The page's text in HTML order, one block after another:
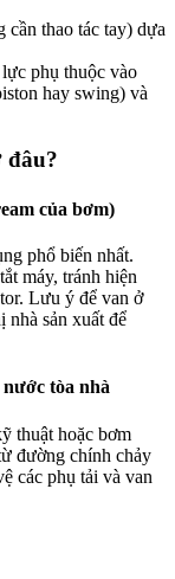
cần thao tác tay) dựa
phụ thuộc vào
hay swing) và
đâu?
của bơm)
phổ biến nhất.
máy, tránh hiện
Lưu ý để van ở
nhà sản xuất để
tòa nhà
thuật hoặc bơm
đường chính chảy
các phụ tải và van